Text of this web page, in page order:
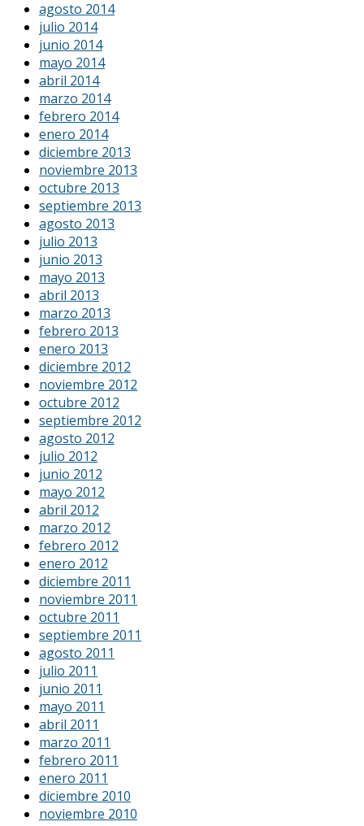
agosto 2014
julio 2014
junio 2014
mayo 2014
abril 2014
marzo 2014
febrero 2014
enero 2014
diciembre 2013
noviembre 2013
octubre 2013
septiembre 2013
agosto 2013
julio 2013
junio 2013
mayo 2013
abril 2013
marzo 2013
febrero 2013
enero 2013
diciembre 2012
noviembre 2012
octubre 2012
septiembre 2012
agosto 2012
julio 2012
junio 2012
mayo 2012
abril 2012
marzo 2012
febrero 2012
enero 2012
diciembre 2011
noviembre 2011
octubre 2011
septiembre 2011
agosto 2011
julio 2011
junio 2011
mayo 2011
abril 2011
marzo 2011
febrero 2011
enero 2011
diciembre 2010
noviembre 2010